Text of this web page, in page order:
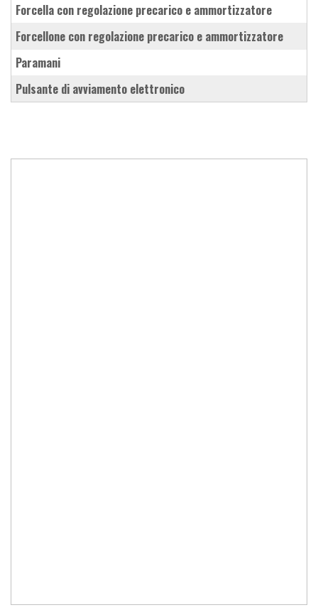
forcella con regolazione precarico e ammortizzatore
forcellone con regolazione precarico e ammortizzatore
paramani
pulsante di avviamento elettronico